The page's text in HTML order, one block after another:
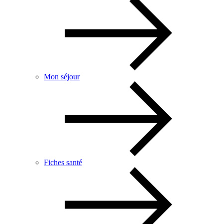
Mon séjour
Fiches santé